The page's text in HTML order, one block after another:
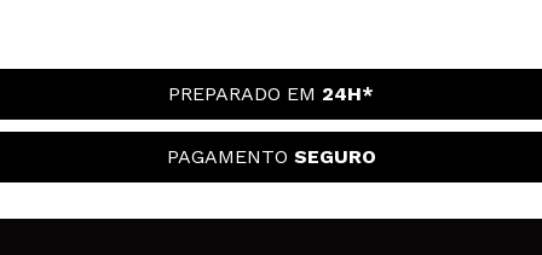
PREPARADO EM 24H*
PAGAMENTO SEGURO